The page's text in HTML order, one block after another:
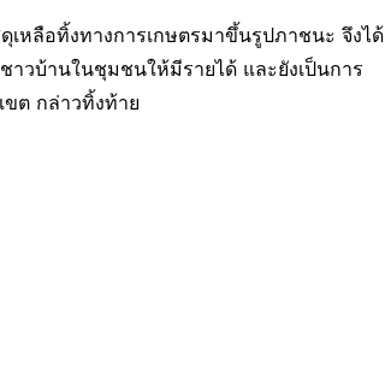
เหลือทิ้งทางการเกษตรมาขึ้นรูปภาชนะ จึงได้
วบ้านในชุมชนให้มีรายได้ และยังเป็นการ
ต กล่าวทิ้งท้าย